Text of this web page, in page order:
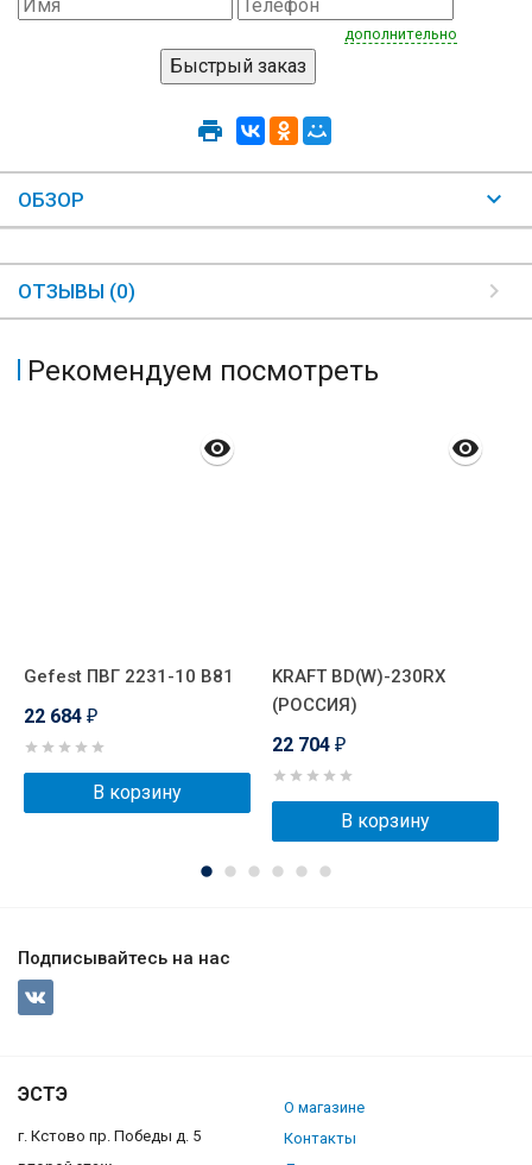
дополнительно
ОБЗОР
ОТЗЫВЫ (0)
Рекомендуем посмотреть
Gefest ПВГ 2231-10 В81
22 684 ₽
В корзину
KRAFT BD(W)-230RX
(РОССИЯ)
22 704 ₽
В корзину
Подписывайтесь на нас
ЭСТЭ
г. Кстово пр. Победы д. 5
О магазине
Контакты